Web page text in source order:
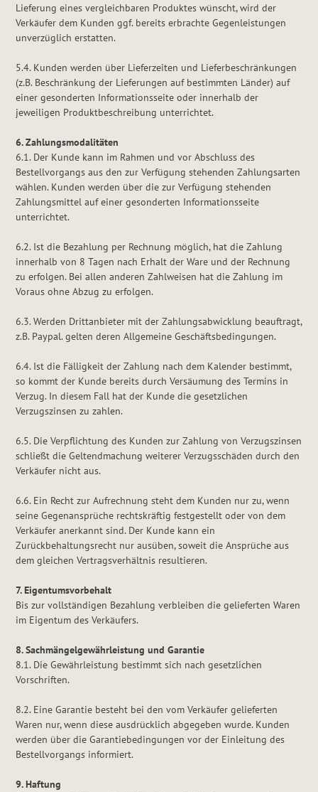
Lieferung eines vergleichbaren Produktes wünscht, wird der
Verkäufer dem Kunden ggf. bereits erbrachte Gegenleistungen
unverzüglich erstatten.
5.4. Kunden werden über Lieferzeiten und Lieferbeschränkungen
(z.B. Beschränkung der Lieferungen auf bestimmten Länder) auf
einer gesonderten Informationsseite oder innerhalb der
jeweiligen Produktbeschreibung unterrichtet.
6. Zahlungsmodalitäten
6.1. Der Kunde kann im Rahmen und vor Abschluss des
Bestellvorgangs aus den zur Verfügung stehenden Zahlungsarten
wählen. Kunden werden über die zur Verfügung stehenden
Zahlungsmittel auf einer gesonderten Informationsseite
unterrichtet.
6.2. Ist die Bezahlung per Rechnung möglich, hat die Zahlung
innerhalb von 8 Tagen nach Erhalt der Ware und der Rechnung
zu erfolgen. Bei allen anderen Zahlweisen hat die Zahlung im
Voraus ohne Abzug zu erfolgen.
6.3. Werden Drittanbieter mit der Zahlungsabwicklung beauftragt,
z.B. Paypal. gelten deren Allgemeine Geschäftsbedingungen.
6.4. Ist die Fälligkeit der Zahlung nach dem Kalender bestimmt,
so kommt der Kunde bereits durch Versäumung des Termins in
Verzug. In diesem Fall hat der Kunde die gesetzlichen
Verzugszinsen zu zahlen.
6.5. Die Verpflichtung des Kunden zur Zahlung von Verzugszinsen
schließt die Geltendmachung weiterer Verzugsschäden durch den
Verkäufer nicht aus.
6.6. Ein Recht zur Aufrechnung steht dem Kunden nur zu, wenn
seine Gegenansprüche rechtskräftig festgestellt oder von dem
Verkäufer anerkannt sind. Der Kunde kann ein
Zurückbehaltungsrecht nur ausüben, soweit die Ansprüche aus
dem gleichen Vertragsverhältnis resultieren.
7. Eigentumsvorbehalt
Bis zur vollständigen Bezahlung verbleiben die gelieferten Waren
im Eigentum des Verkäufers.
8. Sachmängelgewährleistung und Garantie
8.1. Die Gewährleistung bestimmt sich nach gesetzlichen
Vorschriften.
8.2. Eine Garantie besteht bei den vom Verkäufer gelieferten
Waren nur, wenn diese ausdrücklich abgegeben wurde. Kunden
werden über die Garantiebedingungen vor der Einleitung des
Bestellvorgangs informiert.
9. Haftung